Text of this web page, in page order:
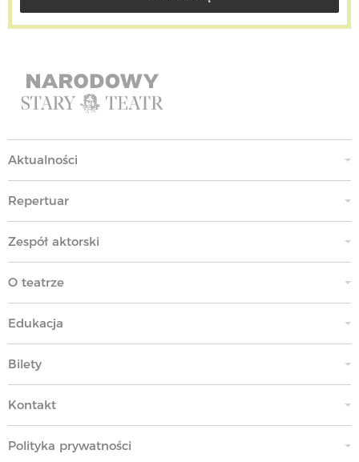
Aktualności
Repertuar
Zespół aktorski
O teatrze
Edukacja
Bilety
Kontakt
Polityka prywatności